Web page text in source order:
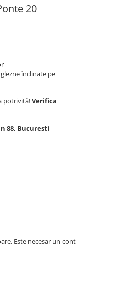
20
înclinate pe
potrivită!Verifica
88, Bucuresti
Este necesar un cont